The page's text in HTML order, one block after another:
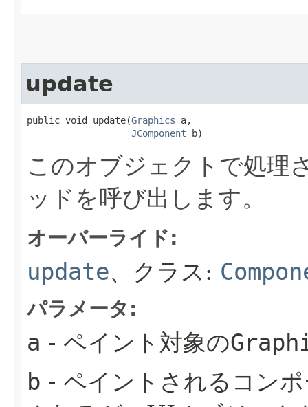
update
public void update​(Graphics a,
JComponent b)
このオブジェクトで処理
ッドを呼び出します。
オーバーライド:
update、クラス:
パラメータ:
a - ペイント対象の
b - ペイントされるコン